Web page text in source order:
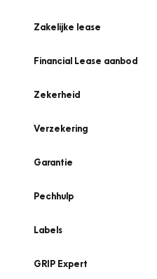
Zakelijke lease
Financial Lease aanbod
Zekerheid
Verzekering
Garantie
Pechhulp
Labels
GRIP Expert